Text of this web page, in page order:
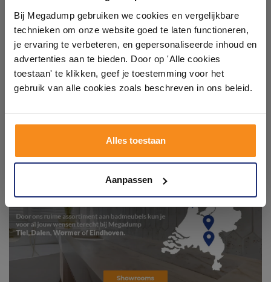
Bij Megadump gebruiken we cookies en vergelijkbare
technieken om onze website goed te laten functioneren,
je ervaring te verbeteren, en gepersonaliseerde inhoud en
advertenties aan te bieden. Door op 'Alle cookies
toestaan' te klikken, geef je toestemming voor het
gebruik van alle cookies zoals beschreven in ons beleid.
Alles toestaan
Aanpassen
showroom
Laat je inspireren door 21 volledig ingerichte
badkameropstellingen – van compact tot luxe. Onze
ervaren adviseurs helpen je persoonlijk, en je vindt
tegels & sanitair direct uit voorraad. Gratis parkeren
op eigen terrein.
Kom langs en ervaar zelf het verschil!